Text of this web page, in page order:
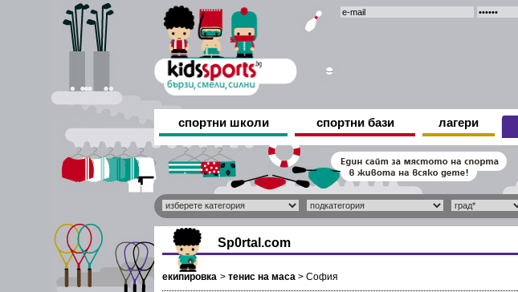
спортни школи спортни бази лагери
Sp0rtal.com
екипировка > тенис на маса > София